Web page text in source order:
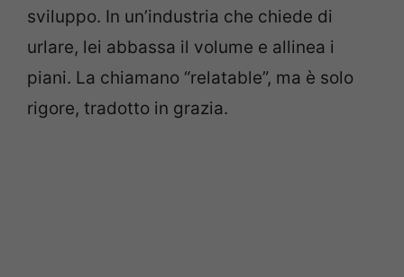
sviluppo. In un’industria che chiede di
urlare, lei abbassa il volume e allinea i
piani. La chiamano “relatable”, ma è solo
rigore, tradotto in grazia.